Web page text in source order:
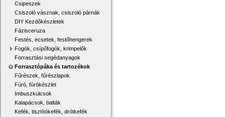
Csipeszek
Csiszoló vásznak, csiszoló párnák
DIY Kezdőkészletek
Fázisceruza
Festés, ecsetek, festőhengerek
Fogók, csípőfogók, krimpelők
Forrasztási segédanyagok
Forrasztópáka és tartozékok
Fűrészek, fűrészlapok
Fúró, fúrókészlet
Imbuszkulcsok
Kalapácsok, balták
Kefék, tisztítókefék, drótkefék